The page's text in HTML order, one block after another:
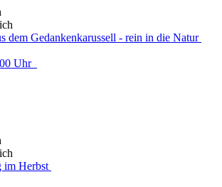
dem Gedankenkarussell - rein in die Natur
Uhr
im Herbst